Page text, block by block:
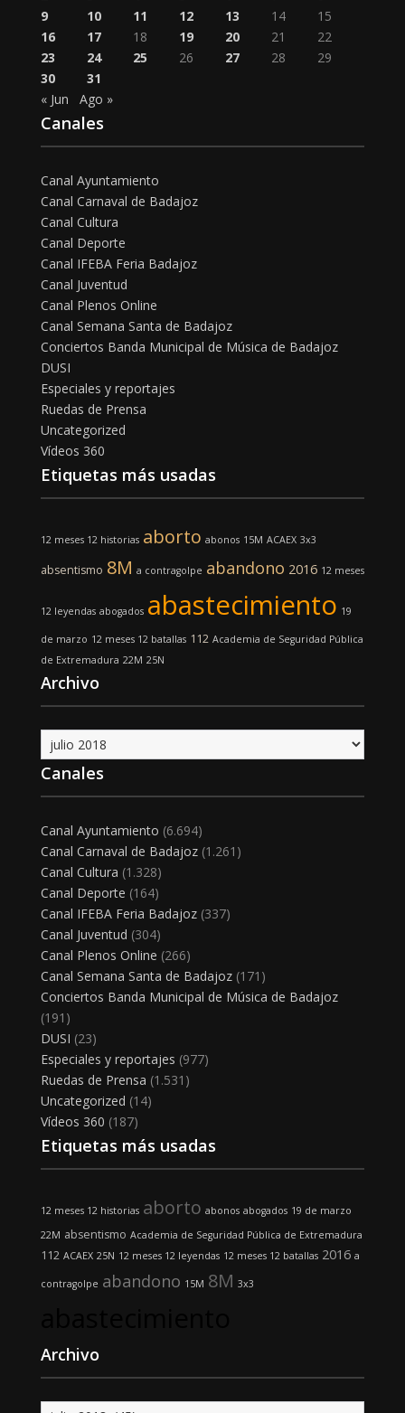
9
10 11 12 13 14
15
16
17 18 19 20 21
22
23
24 25 26 27 28
29
30
31
« Jun
Ago »
Canales
Canal Ayuntamiento
Canal Carnaval de Badajoz
Canal Cultura
Canal Deporte
Canal IFEBA Feria Badajoz
Canal Juventud
Canal Plenos Online
Canal Semana Santa de Badajoz
Conciertos Banda Municipal de Música de Badajoz
DUSI
Especiales y reportajes
Ruedas de Prensa
Uncategorized
Vídeos 360
Etiquetas más usadas
12 meses 12 historias aborto abonos 15M ACAEX 3x3
absentismo 8M a contragolpe abandono 2016 12 meses
12 leyendas abogados abastecimiento 19
de marzo 12 meses 12 batallas 112 Academia de Seguridad Pública
de Extremadura 22M 25N
Archivo
Archivo
Canales
Canal Ayuntamiento (6.694)
Canal Carnaval de Badajoz(1.261)
Canal Cultura (1.328)
Canal Deporte (164)
Canal IFEBA Feria Badajoz(337)
Canal Juventud (304)
Canal Plenos Online (266)
Canal Semana Santa de Badajoz(171)
Conciertos Banda Municipal de Música de Badajoz
(191)
DUSI (23)
Especiales y reportajes (977)
Ruedas de Prensa (1.531)
Uncategorized (14)
Vídeos 360 (187)
Etiquetas más usadas
12 meses 12 historias aborto abonos abogados 19 de marzo
22M absentismo Academia de Seguridad Pública de Extremadura
112 ACAEX 25N 12 meses 12 leyendas 12 meses 12 batallas 2016 a
contragolpe abandono 15M 8M 3x3
Archivo